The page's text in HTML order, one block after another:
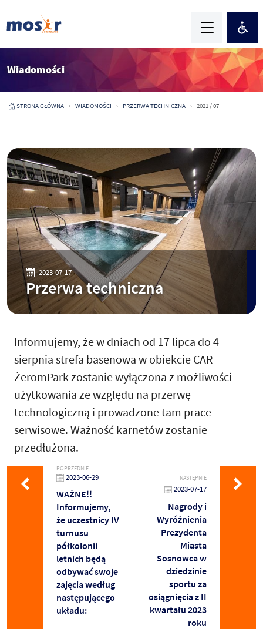
Wiadomości
STRONA GŁÓWNA WIADOMOŚCI PRZERWA TECHNICZNA 2021 / 07
2023-07-17
Przerwa techniczna
Informujemy, że w dniach od 17 lipca do 4
sierpnia strefa basenowa w obiekcie CAR
ŻeromPark zostanie wyłączona z możliwości
użytkowania ze względu na przerwę
technologiczną i prowadzone tam prace
serwisowe. Ważność karnetów zostanie
przedłużona.
POPRZEDNIE
2023-06-29
WAŻNE!!
Informujemy,
że uczestnicy IV
turnusu
półkolonii
letnich będą
odbywać swoje
zajęcia według
następującego
układu:
NASTĘPNIE
2023-07-17
Nagrody i
Wyróżnienia
Prezydenta
Miasta
Sosnowca w
dziedzinie
sportu za
osiągnięcia z II
kwartału 2023
roku